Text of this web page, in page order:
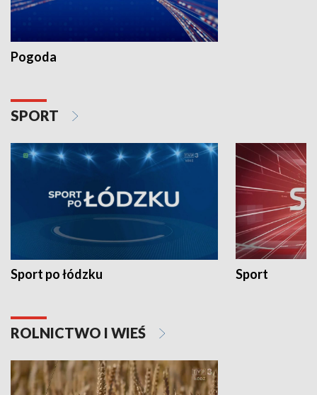
Pogoda
SPORT
Sport po łódzku Sport
ROLNICTWO I WIEŚ